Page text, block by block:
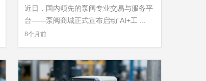
近日，国内领先的泵阀专业交易与服务平
台——泵阀商城正式宣布启动“AI+工 ...
»
8个月前